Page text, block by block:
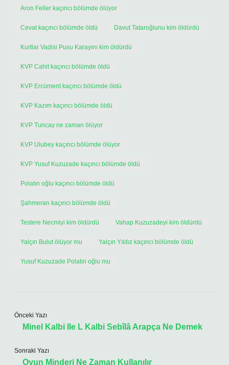
Aron Feller kaçıncı bölümde ölüyor
Cevat kaçıncı bölümde öldü Davut Tataroğlunu kim öldürdü
Kurtlar Vadisi Pusu Karayını kim öldürdü
KVP Cahit kaçıncı bölümde öldü
KVP Ercüment kaçıncı bölümde öldü
KVP Kazım kaçıncı bölümde öldü
KVP Tuncay ne zaman ölüyor
KVP Ulubey kaçıncı bölümde ölüyor
KVP Yusuf Kuzuzade kaçıncı bölümde öldü
Polatın oğlu kaçıncı bölümde öldü
Şahmeran kaçıncı bölümde öldü
Testere Necmiyi kim öldürdü Vahap Kuzuzadeyi kim öldürdü
Yalçın Bulut ölüyor mu Yalçın Yıldız kaçıncı bölümde öldü
Yusuf Kuzuzade Polatın oğlu mu
Önceki Yazı
Minel Kalbi Ile L Kalbi Sebîlâ Arapça Ne Demek
Sonraki Yazı
Oyun Minderi Ne Zaman Kullanılır